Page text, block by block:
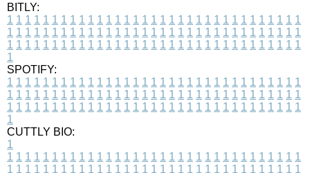
BITLY:
1 1 1 1 1 1 1 1 1 1 1 1 1 1 1 1 1 1 1 1 1 1 1 1 1 1 1 1 1 1 1 1 1
1 1 1 1 1 1 1 1 1 1 1 1 1 1 1 1 1 1 1 1 1 1 1 1 1 1 1 1 1 1 1 1 1
1 1 1 1 1 1 1 1 1 1 1 1 1 1 1 1 1 1 1 1 1 1 1 1 1 1 1 1 1 1 1 1 1
1
SPOTIFY:
1 1 1 1 1 1 1 1 1 1 1 1 1 1 1 1 1 1 1 1 1 1 1 1 1 1 1 1 1 1 1 1 1
1 1 1 1 1 1 1 1 1 1 1 1 1 1 1 1 1 1 1 1 1 1 1 1 1 1 1 1 1 1 1 1 1
1 1 1 1 1 1 1 1 1 1 1 1 1 1 1 1 1 1 1 1 1 1 1 1 1 1 1 1 1 1 1 1 1
1
CUTTLY BIO:
1
1 1 1 1 1 1 1 1 1 1 1 1 1 1 1 1 1 1 1 1 1 1 1 1 1 1 1 1 1 1 1 1 1
1 1 1 1 1 1 1 1 1 1 1 1 1 1 1 1 1 1 1 1 1 1 1 1 1 1 1 1 1 1 1 1 1